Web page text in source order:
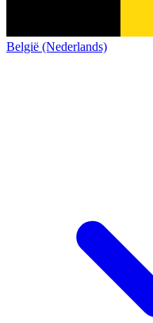
België (Nederlands)